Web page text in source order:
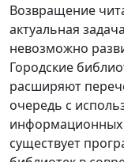
Возвращение
актуальная
невозможно
Городские
расширяют
очередь с
информационных
существует